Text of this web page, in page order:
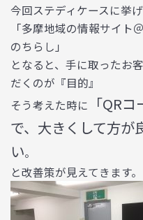
今回ステディケースに挙
「多摩地域の情報サイト
のちらし」
となると、手に取ったお
だくのが 『目的』
そう考えた時に
「QR
で、大きくして方が
い。
と改善策が見えてきます。